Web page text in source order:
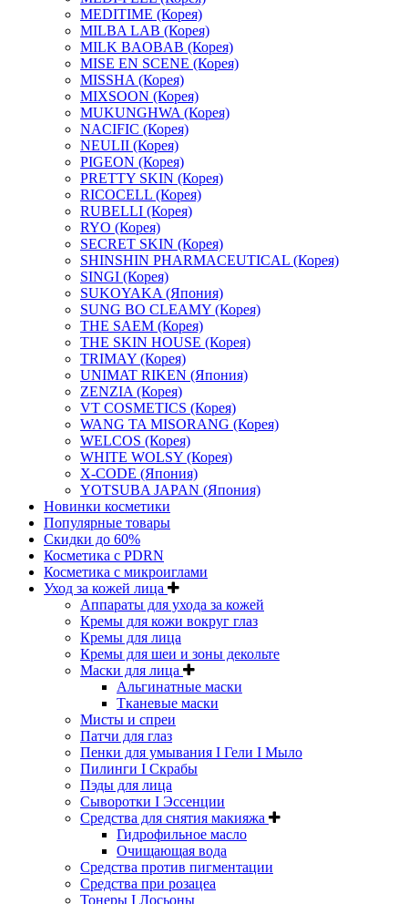
MEDITIME (Корея)
MILBA LAB (Корея)
MILK BAOBAB (Корея)
MISE EN SCENE (Корея)
MISSHA (Корея)
MIXSOON (Корея)
MUKUNGHWA (Корея)
NACIFIC (Корея)
NEULII (Корея)
PIGEON (Корея)
PRETTY SKIN (Корея)
RICOCELL (Корея)
RUBELLI (Корея)
RYO (Корея)
SECRET SKIN (Корея)
SHINSHIN PHARMACEUTICAL (Корея)
SINGI (Корея)
SUKOYAKA (Япония)
SUNG BO CLEAMY (Корея)
THE SAEM (Корея)
THE SKIN HOUSE (Корея)
TRIMAY (Корея)
UNIMAT RIKEN (Япония)
ZENZIA (Корея)
VT COSMETICS (Корея)
WANG TA MISORANG (Корея)
WELCOS (Корея)
WHITE WOLSY (Корея)
X-CODE (Япония)
YOTSUBA JAPAN (Япония)
Новинки косметики
Популярные товары
Скидки до 60%
Косметика с PDRN
Косметика с микроиглами
Уход за кожей лица
Аппараты для ухода за кожей
Кремы для кожи вокруг глаз
Кремы для лица
Кремы для шеи и зоны декольте
Маски для лица
Альгинатные маски
Тканевые маски
Мисты и спреи
Патчи для глаз
Пенки для умывания I Гели I Мыло
Пилинги I Cкрабы
Пэды для лица
Сыворотки I Эссенции
Средства для снятия макияжа
Гидрофильное масло
Очищающая вода
Средства против пигментации
Средства при розацеа
Тонеры I Лосьоны